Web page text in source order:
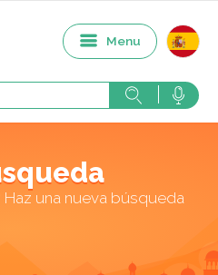
Menu
una nueva búsqueda